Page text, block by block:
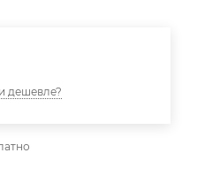
дешевле?